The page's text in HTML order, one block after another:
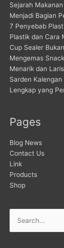
Sejarah
Menjadi Bagian
7 Penyebab
Plastik dan Cara
Cup Sealer
Mengemas
Menarik dan Laris
Sarden
Lengkap yang
Pages
Blog News
Contact Us
Link
Products
Shop